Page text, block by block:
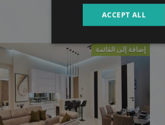
إضافة إلى القائمة
ACCEPT ALL